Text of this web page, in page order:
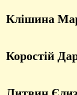
Клішина
Коростій